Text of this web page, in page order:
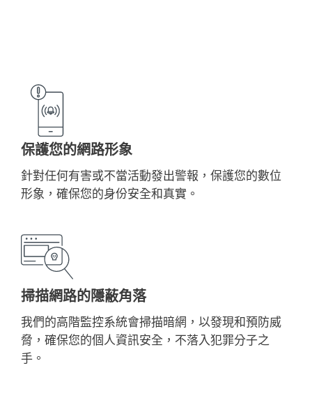
保護您的網路形象
針對任何有害或不當活動發出警報，保護您的數位
形象，確保您的身份安全和真實。
掃描網路的隱蔽角落
我們的高階監控系統會掃描暗網，以發現和預防威
脅，確保您的個人資訊安全，不落入犯罪分子之
手。